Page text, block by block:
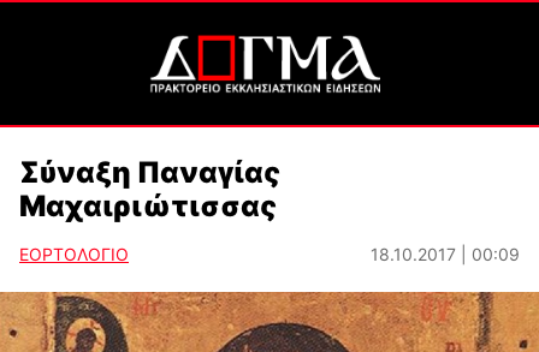
Σύναξη Παναγίας
Μαχαιριώτισσας
ΕΟΡΤΟΛΟΓΙΟ 18.10.2017 | 00:09